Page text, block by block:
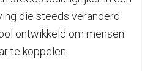
die steeds veranderd.
ontwikkeld om mensen
te koppelen.